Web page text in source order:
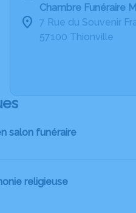
Chambre Funéraire
7 Rue du Souvenir
57100 Thionville
salon funéraire
religieuse